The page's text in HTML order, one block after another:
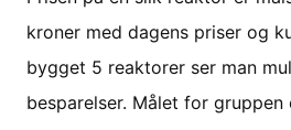
kroner med dagens priser og
bygget 5 reaktorer ser man
besparelser. Målet for gruppen